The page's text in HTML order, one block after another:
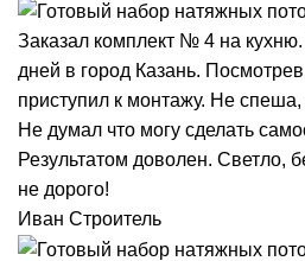
Заказал комплект № 4 на
дней в город Казань.
приступил к монтажу. Не
Не думал что могу сделать
Результатом доволен. Светло,
не дорого!
Иван Строитель